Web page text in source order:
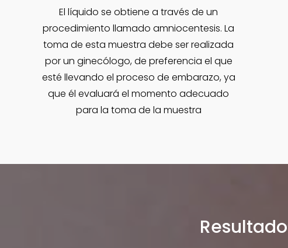
El líquido se obtiene a través de un
procedimiento llamado amniocentesis. La
toma de esta muestra debe ser realizada
por un ginecólogo, de preferencia el que
esté llevando el proceso de embarazo, ya
que él evaluará el momento adecuado
para la toma de la muestra